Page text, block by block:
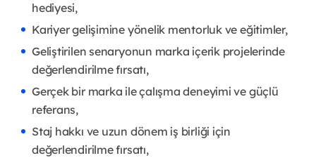
hediyesi,
Kariyer gelişimine yönelik mentorluk ve eğitimler,
Geliştirilen senaryonun marka içerik projelerinde
değerlendirilme fırsatı,
Gerçek bir marka ile çalışma deneyimi ve güçlü
referans,
Staj hakkı ve uzun dönem iş birliği için
değerlendirilme fırsatı,